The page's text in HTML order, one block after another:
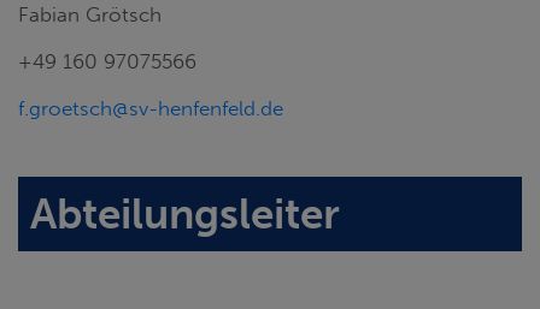
Fabian Grötsch
+49 160 97075566
f.groetsch@sv-henfenfeld.de
Abteilungsleiter